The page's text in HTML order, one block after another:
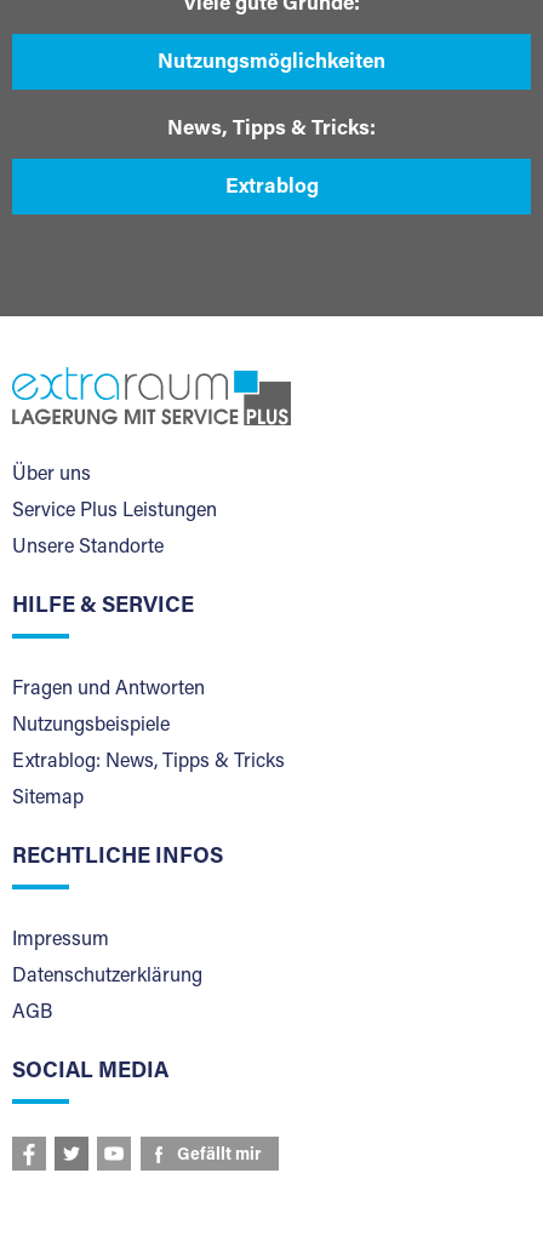
Viele gute Gründe:
Nutzungsmöglichkeiten
News, Tipps & Tricks:
Extrablog
Über uns
Service Plus Leistungen
Unsere Standorte
HILFE & SERVICE
Fragen und Antworten
Nutzungsbeispiele
Extrablog: News, Tipps & Tricks
Sitemap
RECHTLICHE INFOS
Impressum
Datenschutzerklärung
AGB
SOCIAL MEDIA
Gefällt mir